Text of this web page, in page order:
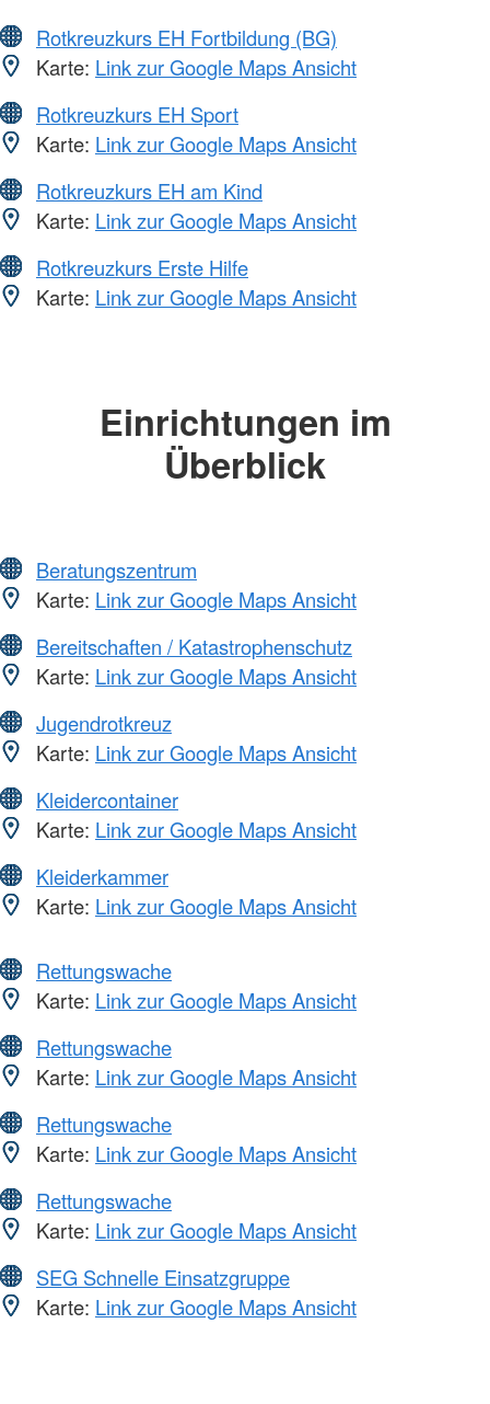
Rotkreuzkurs EH Fortbildung (BG)
Karte: Link zur Google Maps Ansicht
Rotkreuzkurs EH Sport
Karte: Link zur Google Maps Ansicht
Rotkreuzkurs EH am Kind
Karte: Link zur Google Maps Ansicht
Rotkreuzkurs Erste Hilfe
Karte: Link zur Google Maps Ansicht
Einrichtungen im
Überblick
Beratungszentrum
Karte: Link zur Google Maps Ansicht
Bereitschaften / Katastrophenschutz
Karte: Link zur Google Maps Ansicht
Jugendrotkreuz
Karte: Link zur Google Maps Ansicht
Kleidercontainer
Karte: Link zur Google Maps Ansicht
Kleiderkammer
Karte: Link zur Google Maps Ansicht
Rettungswache
Karte: Link zur Google Maps Ansicht
Rettungswache
Karte: Link zur Google Maps Ansicht
Rettungswache
Karte: Link zur Google Maps Ansicht
Rettungswache
Karte: Link zur Google Maps Ansicht
SEG Schnelle Einsatzgruppe
Karte: Link zur Google Maps Ansicht